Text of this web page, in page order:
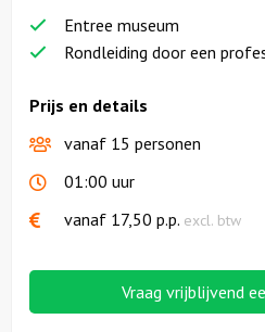
Prijs en details
vanaf 15 personen
01:00 uur
vanaf 17,50 p.p. excl. btw
Entree museum
Rondleiding door een
Vraag vrijblijvend